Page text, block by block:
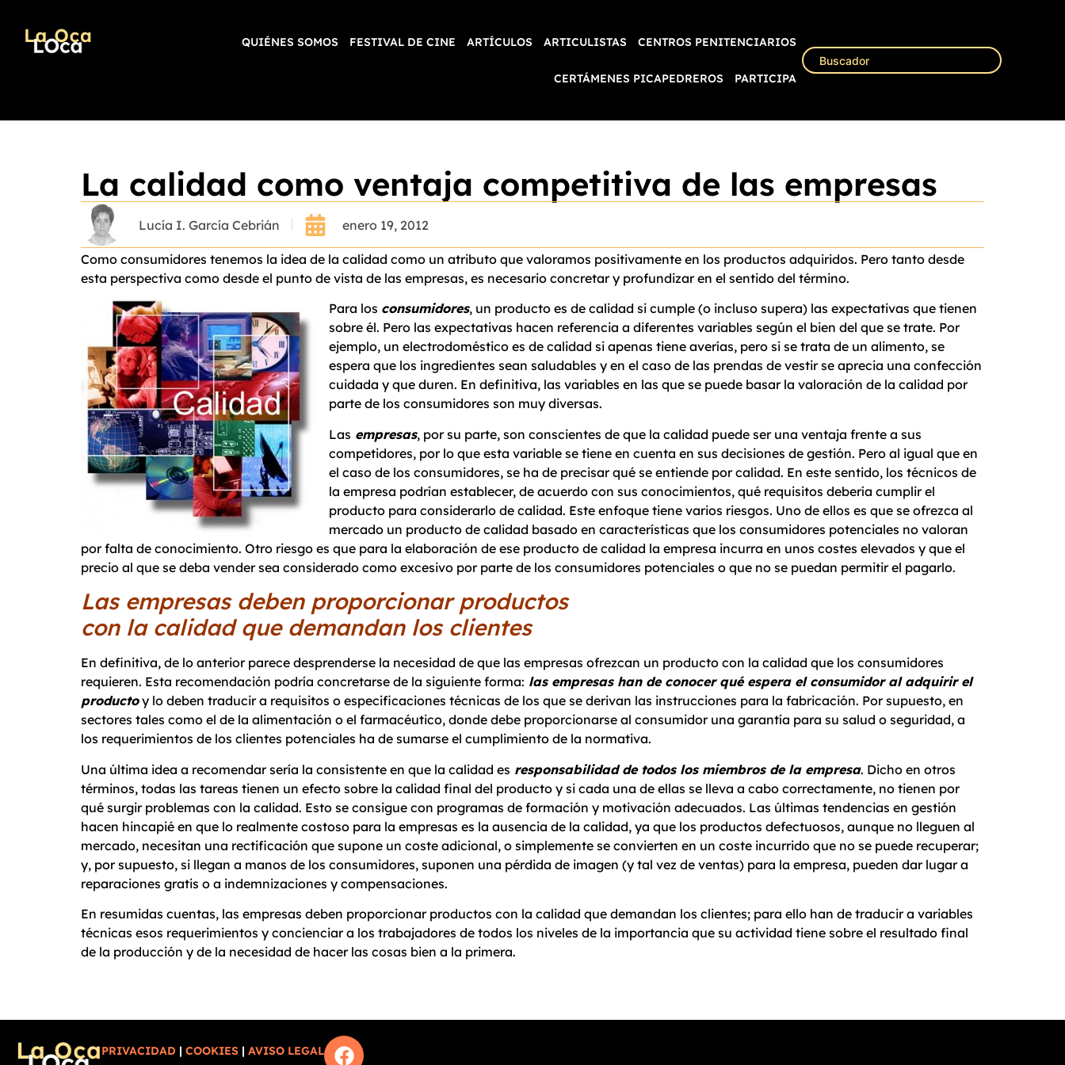
QUIÉNES SOMOS FESTIVAL DE CINE ARTÍCULOS ARTICULISTAS CENTROS PENITENCIARIOS
CERTÁMENES PICAPEDREROS PARTICIPA
La calidad como ventaja competitiva de las empresas
Lucía I. García Cebrián enero 19, 2012
Como consumidores tenemos la idea de la calidad como un atributo que valoramos positivamente en los productos adquiridos. Pero tanto desde
esta perspectiva como desde el punto de vista de las empresas, es necesario concretar y profundizar en el sentido del término.
Para los consumidores, un producto es de calidad si cumple (o incluso supera) las expectativas que tienen
sobre él. Pero las expectativas hacen referencia a diferentes variables según el bien del que se trate. Por
ejemplo, un electrodoméstico es de calidad si apenas tiene averías, pero si se trata de un alimento, se
espera que los ingredientes sean saludables y en el caso de las prendas de vestir se aprecia una confección
cuidada y que duren. En definitiva, las variables en las que se puede basar la valoración de la calidad por
parte de los consumidores son muy diversas.
Las empresas, por su parte, son conscientes de que la calidad puede ser una ventaja frente a sus
competidores, por lo que esta variable se tiene en cuenta en sus decisiones de gestión. Pero al igual que en
el caso de los consumidores, se ha de precisar qué se entiende por calidad. En este sentido, los técnicos de
la empresa podrían establecer, de acuerdo con sus conocimientos, qué requisitos debería cumplir el
producto para considerarlo de calidad. Este enfoque tiene varios riesgos. Uno de ellos es que se ofrezca al
mercado un producto de calidad basado en características que los consumidores potenciales no valoran
por falta de conocimiento. Otro riesgo es que para la elaboración de ese producto de calidad la empresa incurra en unos costes elevados y que el
precio al que se deba vender sea considerado como excesivo por parte de los consumidores potenciales o que no se puedan permitir el pagarlo.
Las empresas deben proporcionar productos
con la calidad que demandan los clientes
En definitiva, de lo anterior parece desprenderse la necesidad de que las empresas ofrezcan un producto con la calidad que los consumidores
requieren. Esta recomendación podría concretarse de la siguiente forma: las empresas han de conocer qué espera el consumidor al adquirir el
productoy lo deben traducir a requisitos o especificaciones técnicas de los que se derivan las instrucciones para la fabricación. Por supuesto, en
sectores tales como el de la alimentación o el farmacéutico, donde debe proporcionarse al consumidor una garantía para su salud o seguridad, a
los requerimientos de los clientes potenciales ha de sumarse el cumplimiento de la normativa.
Una última idea a recomendar sería la consistente en que la calidad es responsabilidad de todos los miembros de la empresa. Dicho en otros
términos, todas las tareas tienen un efecto sobre la calidad final del producto y si cada una de ellas se lleva a cabo correctamente, no tienen por
qué surgir problemas con la calidad. Esto se consigue con programas de formación y motivación adecuados. Las últimas tendencias en gestión
hacen hincapié en que lo realmente costoso para la empresas es la ausencia de la calidad, ya que los productos defectuosos, aunque no lleguen al
mercado, necesitan una rectificación que supone un coste adicional, o simplemente se convierten en un coste incurrido que no se puede recuperar;
y, por supuesto, si llegan a manos de los consumidores, suponen una pérdida de imagen (y tal vez de ventas) para la empresa, pueden dar lugar a
reparaciones gratis o a indemnizaciones y compensaciones.
En resumidas cuentas, las empresas deben proporcionar productos con la calidad que demandan los clientes; para ello han de traducir a variables
técnicas esos requerimientos y concienciar a los trabajadores de todos los niveles de la importancia que su actividad tiene sobre el resultado final
de la producción y de la necesidad de hacer las cosas bien a la primera.
PRIVACIDAD |COOKIES |AVISO LEGAL